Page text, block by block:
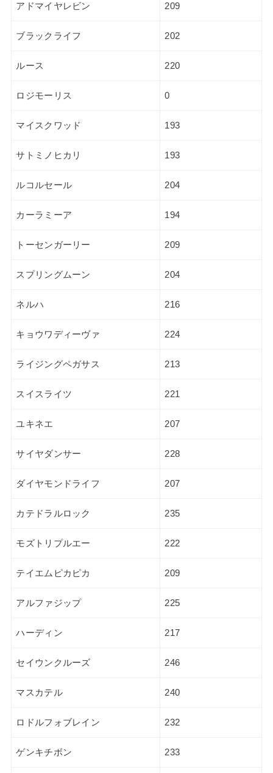
アドマイヤレビン 209
ブラックライフ 202
ルース 220
ロジモーリス 0
マイスクワッド 193
サトミノヒカリ 193
ルコルセール 204
カーラミーア 194
トーセンガーリー 209
スプリングムーン 204
ネルハ 216
キョウワディーヴァ 224
ライジングペガサス 213
スイスライツ 221
ユキネエ 207
サイヤダンサー 228
ダイヤモンドライフ 207
カテドラルロック 235
モズトリプルエー 222
テイエムピカピカ 209
アルファジップ 225
ハーディン 217
セイウンクルーズ 246
マスカテル 240
ロドルフォブレイン 232
ゲンキチボン 233